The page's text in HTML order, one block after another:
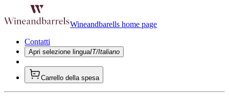
Wineandbarells home page
Contatti
Apri selezione linguaIT/Italiano
Carrello della spesa